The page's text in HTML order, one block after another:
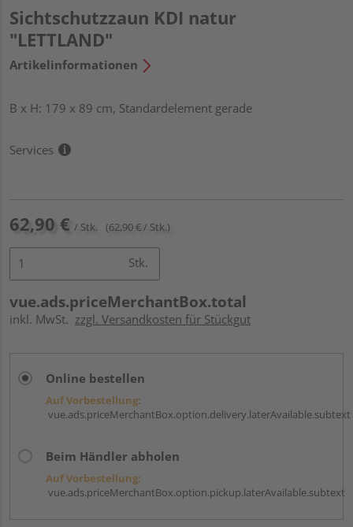
Sichtschutzzaun KDI natur
"LETTLAND"
Artikelinformationen
B x H: 179 x 89 cm, Standardelement gerade
Services
62,90 € / Stk. (62,90 € / Stk.)
Stk.
vue.ads.priceMerchantBox.total
inkl. MwSt. zzgl. Versandkosten für Stückgut
Online bestellen
Auf Vorbestellung:
vue.ads.priceMerchantBox.option.delivery.laterAvailable.subtext
Beim Händler abholen
Auf Vorbestellung:
vue.ads.priceMerchantBox.option.pickup.laterAvailable.subtext